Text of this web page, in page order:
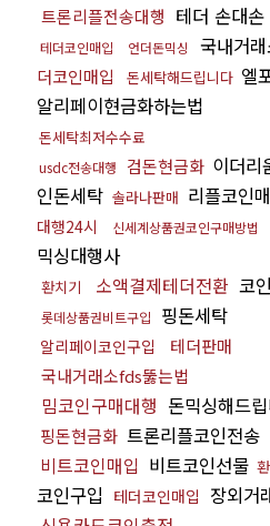
트론리플전송대행 테더 손대손
테더코인매입 언더돈믹싱 국내거
더코인매입
돈세탁해드립니다 엘
알리페이현금화하는법
돈세탁최저수수료
usdc전송대행 검돈현금화 이더리
인돈세탁 솔라나판매 리플코인
대행24시
신세계상품권코인구매방법
믹싱대행사
환치기 소액결제테더전환 코
롯데상품권비트구입 핑돈세탁
알리페이코인구입
테더판매
국내거래소fds뚫는법
밈코인구매대행 돈믹싱해드
핑돈현금화 트론리플코인전송
비트코인매입 비트코인선물
코인구입 테더코인매입 장외거